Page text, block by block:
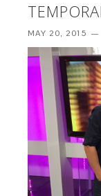
MAY 20, 2015